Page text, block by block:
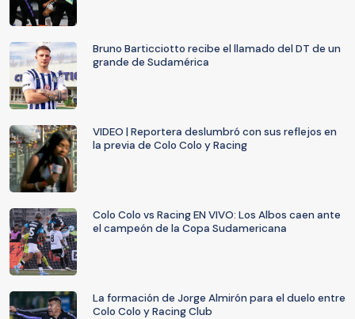
Bruno Barticciotto recibe el llamado del DT de un
grande de Sudamérica
VIDEO | Reportera deslumbró con sus reflejos en
la previa de Colo Colo y Racing
Colo Colo vs Racing EN VIVO: Los Albos caen ante
el campeón de la Copa Sudamericana
La formación de Jorge Almirón para el duelo entre
Colo Colo y Racing Club